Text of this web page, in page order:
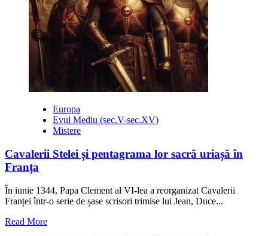
Europa
Evul Mediu (sec.V-sec.XV)
Mistere
Cavalerii Stelei și pentagrama lor sacră uriașă în
Franța
În iunie 1344, Papa Clement al VI-lea a reorganizat Cavalerii
Franței într-o serie de șase scrisori trimise lui Jean, Duce...
Read MoreRead